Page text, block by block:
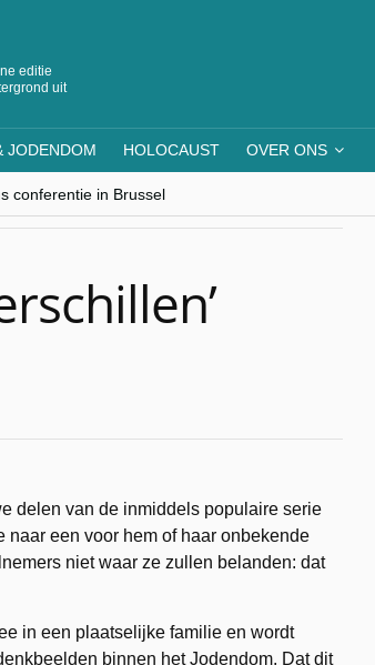
editie
uit
JODENDOM HOLOCAUST OVER ONS
conferentie in Brussel
begrijpt”, Jinnih Beels (Vooruit)
delen van de inmiddels populaire serie
naar een voor hem of haar onbekende
niet waar ze zullen belanden: dat
in een plaatselijke familie en wordt
binnen het Jodendom. Dat dit